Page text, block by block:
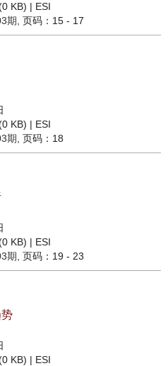
KB) | ESI
期 , 页码：15 - 17
KB) | ESI
期 , 页码：18
KB) | ESI
期 , 页码：19 - 23
KB) | ESI